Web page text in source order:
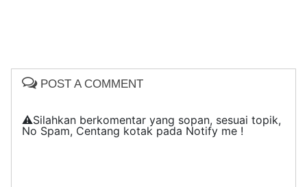
POST A COMMENT
⚠️Silahkan berkomentar yang sopan, sesuai topik,
No Spam, Centang kotak pada Notify me !